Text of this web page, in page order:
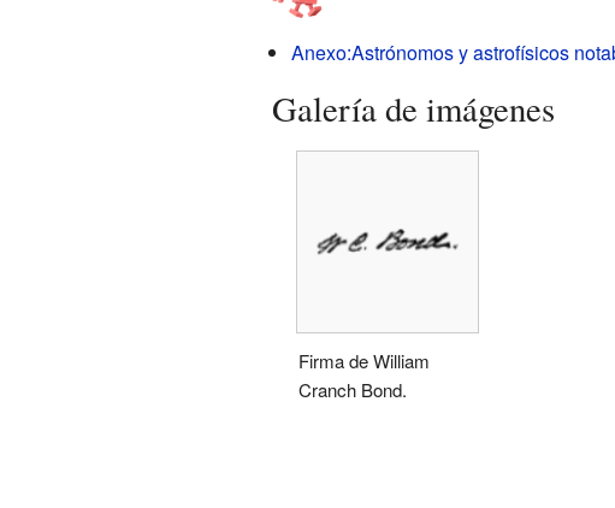
Anexo:Astrónomos y astrofísicos
Galería de imágenes
Firma de William
Cranch Bond.